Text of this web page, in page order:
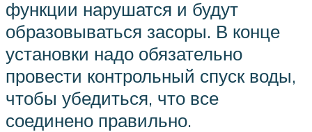
функции нарушатся и будут
образовываться засоры. В конце
установки надо обязательно
провести контрольный спуск воды,
чтобы убедиться, что все
соединено правильно.